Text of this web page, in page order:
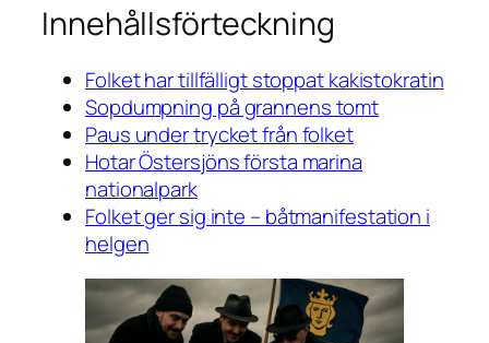
Innehållsförteckning
Folket har tillfälligt stoppat kakistokratin
Sopdumpning på grannens tomt
Paus under trycket från folket
Hotar Östersjöns första marina
nationalpark
Folket ger sig inte – båtmanifestation i
helgen